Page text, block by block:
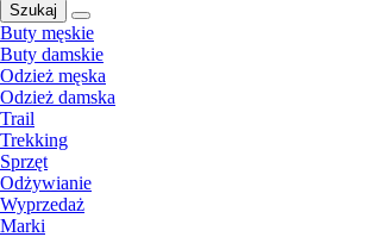
Szukaj
Buty męskie
Buty damskie
Odzież męska
Odzież damska
Trail
Trekking
Sprzęt
Odżywianie
Wyprzedaż
Marki